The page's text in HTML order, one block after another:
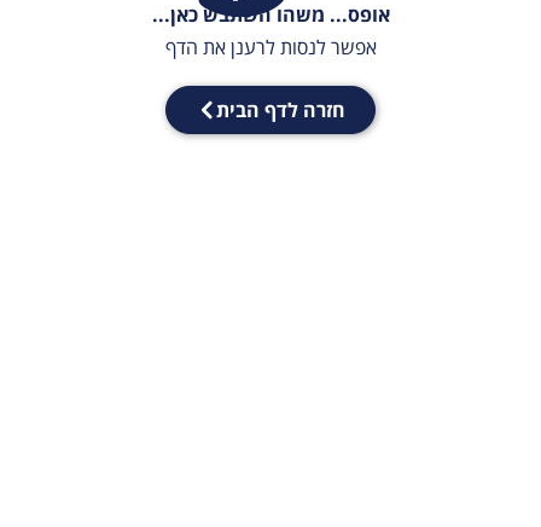
אופס... משהו השתבש כאן...
אפשר לנסות לרענן את הדף
חזרה לדף הבית